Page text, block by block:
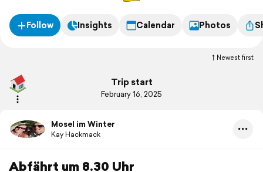
Follow Insights Calendar Photos
Newest first
Trip start
February 16, 2025
Mosel im Winter
Kay Hackmack
Abfährt um 8.30 Uhr